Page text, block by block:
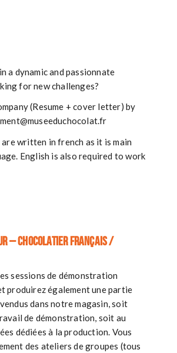
a dynamic and passionnate
for new challenges?
(Resume + cover letter) by
written in french as it is main
English is also required to work
– chocolatier français /
sessions de démonstration
produirez également une partie
dans notre magasin, soit
de démonstration, soit au
dédiées à la production. Vous
des ateliers de groupes (tous